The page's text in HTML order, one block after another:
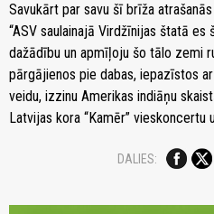
Savukārt par savu šī brīža
“ASV saulainajā Virdžīnijas štatā
dažādību un apmīļoju šo tālo zemi
pārgājienos pie dabas, iepazīstos
veidu, izzinu Amerikas indiāņu
Latvijas kora “Kamēr” vieskoncertu
DALIES: